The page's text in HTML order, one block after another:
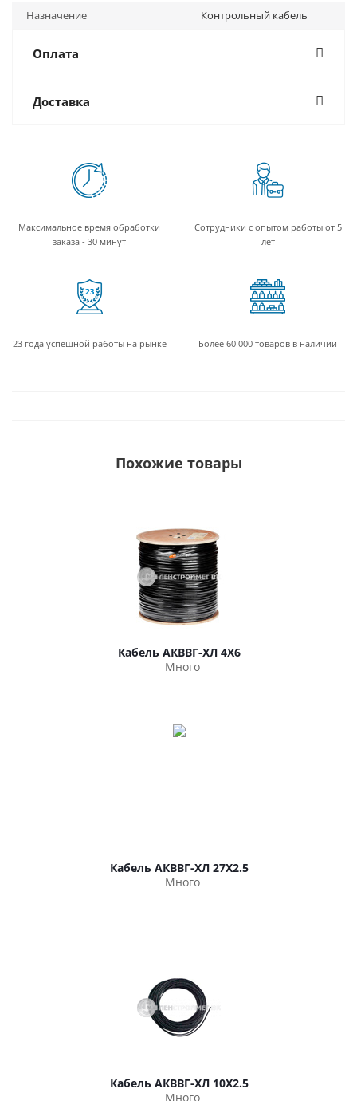
Назначение
Контрольный кабель
Оплата
Доставка
Максимальное время обработки
заказа - 30 минут
Сотрудники с опытом работы от 5
лет
23 года успешной работы на рынке Более 60 000 товаров в наличии
Похожие товары
Кабель АКВВГ-ХЛ 4Х6
Много
Кабель АКВВГ-ХЛ 27Х2.5
Много
Кабель АКВВГ-ХЛ 10Х2.5
Много